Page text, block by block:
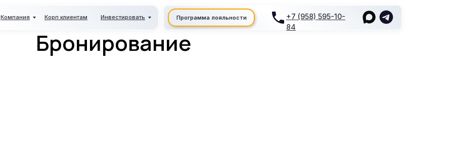
Программа лояльности
+7 (958) 595-10-
84
Инвестировать
Корп клиентам
Компания
Бронирование